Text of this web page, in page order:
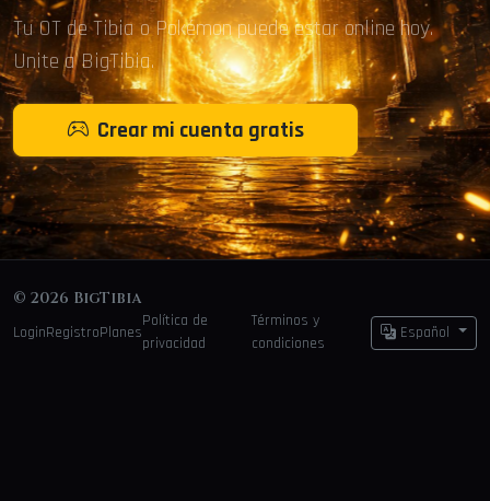
Tu OT de Tibia o Pokémon puede estar online hoy.
Unite a BigTibia.
Crear mi cuenta gratis
© 2026 BigTibia
LoginRegistroPlanes
Política de
privacidad
Términos y
condiciones
Español